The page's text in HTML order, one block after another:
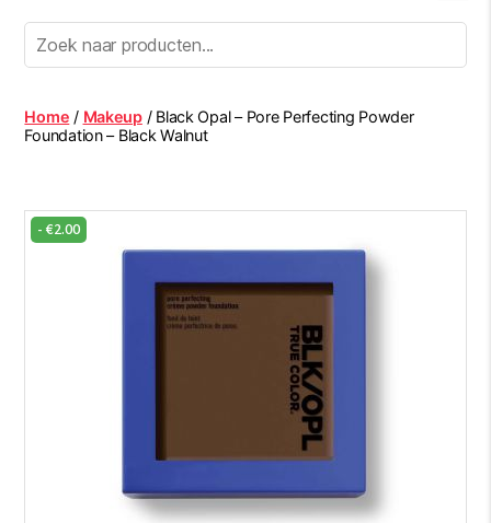
Afro
Hair
Beauty
Centre
Home / Makeup/ Black Opal – Pore Perfecting Powder
Foundation – Black Walnut
-€2.00